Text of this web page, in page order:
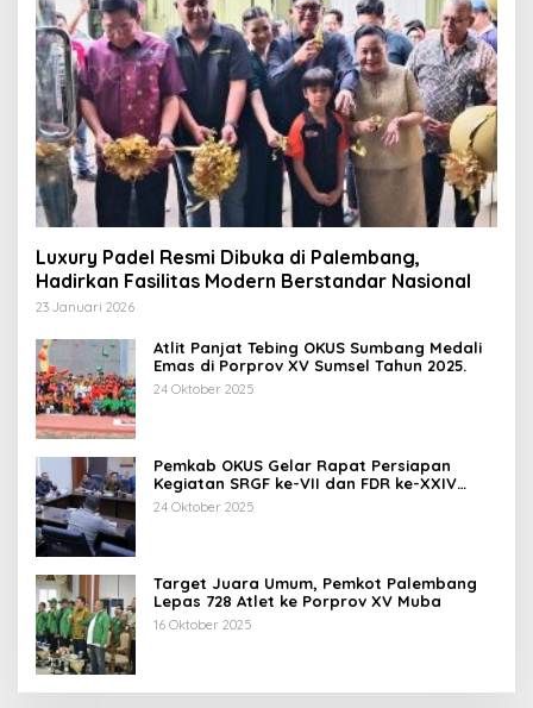
Luxury Padel Resmi Dibuka di Palembang,
Hadirkan Fasilitas Modern Berstandar Nasional
23 Januari 2026
Atlit Panjat Tebing OKUS Sumbang Medali
Emas di Porprov XV Sumsel Tahun 2025.
24 Oktober 2025
Pemkab OKUS Gelar Rapat Persiapan
Kegiatan SRGF ke-VII dan FDR ke-XXIV
Tahun 2025
24 Oktober 2025
Target Juara Umum, Pemkot Palembang
Lepas 728 Atlet ke Porprov XV Muba
16 Oktober 2025